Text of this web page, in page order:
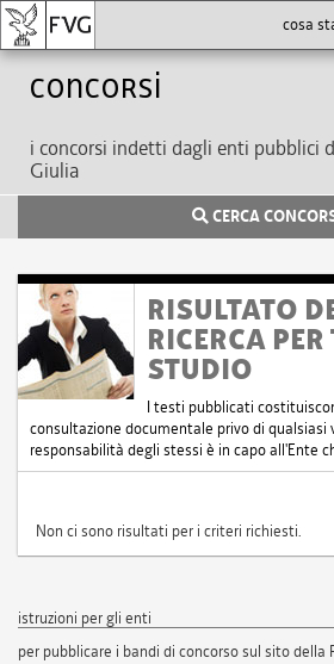
Concorsi
i concorsi indetti dagli enti pubblici
Giulia
CERCA
RISULTATO
RICERCA
STUDIO
I testi pubblicati
consultazione documentale privo di qualsiasi
responsabilità degli stessi è in capo all'Ente
Non ci sono risultati per i criteri richiesti.
istruzioni per gli enti
per pubblicare i bandi di concorso sul sito della